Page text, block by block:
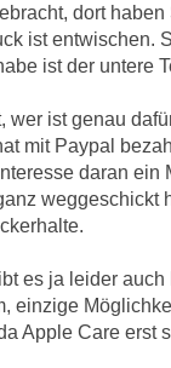
dort haben
ist entwischen.
ist der untere
wer ist genau
mit Paypal
daran ein
weggeschickt
es ja leider auch
einzige
Apple Care erst